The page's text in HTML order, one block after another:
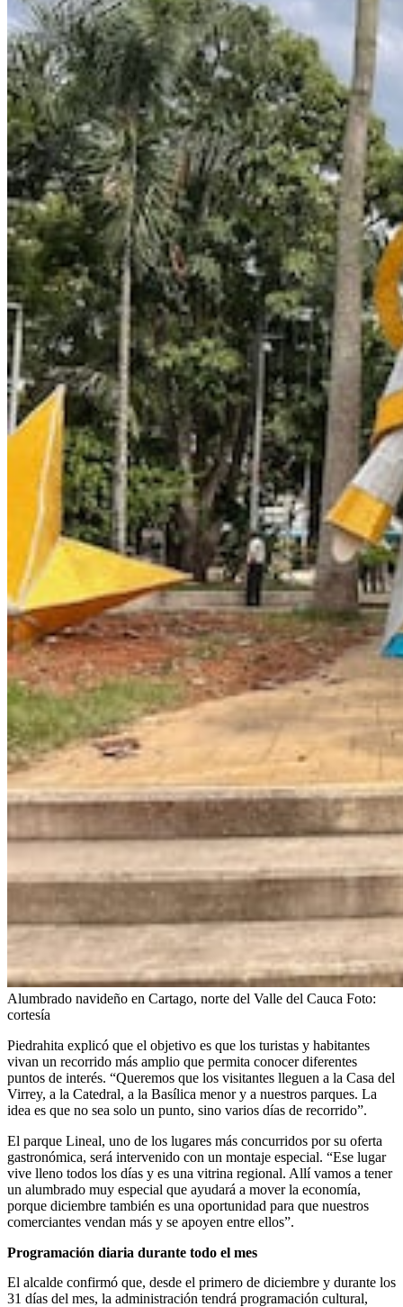
Alumbrado navideño en Cartago, norte del Valle del Cauca Foto:
cortesía
Piedrahita explicó que el objetivo es que los turistas y habitantes
vivan un recorrido más amplio que permita conocer diferentes
puntos de interés. “Queremos que los visitantes lleguen a la Casa del
Virrey, a la Catedral, a la Basílica menor y a nuestros parques. La
idea es que no sea solo un punto, sino varios días de recorrido”.
El parque Lineal, uno de los lugares más concurridos por su oferta
gastronómica, será intervenido con un montaje especial. “Ese lugar
vive lleno todos los días y es una vitrina regional. Allí vamos a tener
un alumbrado muy especial que ayudará a mover la economía,
porque diciembre también es una oportunidad para que nuestros
comerciantes vendan más y se apoyen entre ellos”.
Programación diaria durante todo el mes
El alcalde confirmó que, desde el primero de diciembre y durante los
31 días del mes, la administración tendrá programación cultural,